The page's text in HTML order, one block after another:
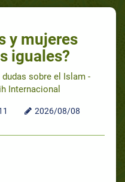
y mujeres
iguales?
sobre el Islam -
Internacional
2026/08/08